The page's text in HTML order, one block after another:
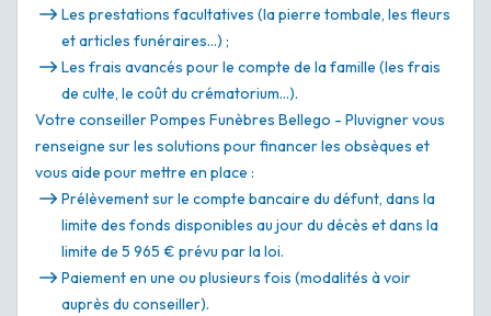
Les prestations facultatives (la pierre tombale, les fleurs
et articles funéraires…) ;
Les frais avancés pour le compte de la famille (les frais
de culte, le coût du crématorium…).
Votre conseiller Pompes Funèbres Bellego - Pluvigner vous
renseigne sur les solutions pour financer les obsèques et
vous aide pour mettre en place :
Prélèvement sur le compte bancaire du défunt, dans la
limite des fonds disponibles au jour du décès et dans la
limite de 5 965 € prévu par la loi.
Paiement en une ou plusieurs fois (modalités à voir
auprès du conseiller).